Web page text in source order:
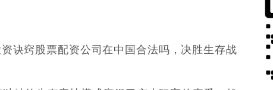
诀窍股票配资公司在中国合法吗，决胜生存战